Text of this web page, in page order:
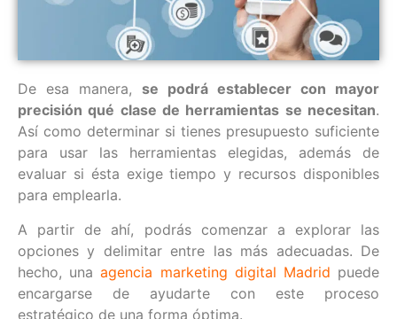
De esa manera, se podrá establecer con mayor
precisión qué clase de herramientas se necesitan.
Así como determinar si tienes presupuesto suficiente
para usar las herramientas elegidas, además de
evaluar si ésta exige tiempo y recursos disponibles
para emplearla.
A partir de ahí, podrás comenzar a explorar las
opciones y delimitar entre las más adecuadas. De
hecho, unaagencia marketing digital Madrid puede
encargarse de ayudarte con este proceso
estratégico de una forma óptima.